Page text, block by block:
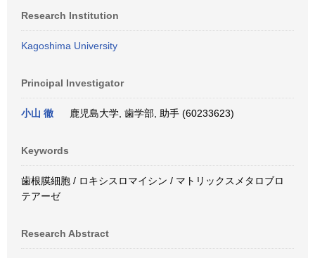
Research Institution
Kagoshima University
Principal Investigator
小山 徹 鹿児島大学, 歯学部, 助手 (60233623)
Keywords
歯根膜細胞 / ロキシスロマイシン / マトリックスメタロブロ
テアーゼ
Research Abstract